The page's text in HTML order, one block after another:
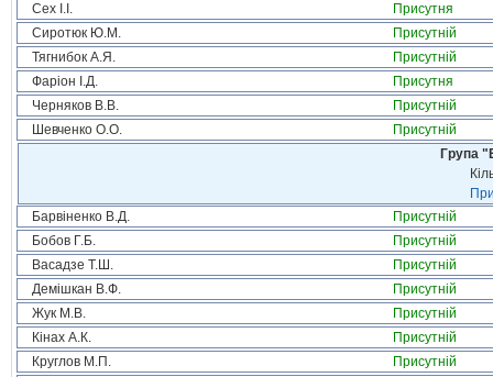
Сех І.І.
Присутня
Сиротюк Ю.М.
Присутній
Тягнибок А.Я.
Присутній
Фаріон І.Д.
Присутня
Черняков В.В.
Присутній
Шевченко О.О.
Присутній
Група
Барвіненко В.Д.
Присутній
Бобов Г.Б.
Присутній
Васадзе Т.Ш.
Присутній
Демішкан В.Ф.
Присутній
Жук М.В.
Присутній
Кінах А.К.
Присутній
Круглов М.П.
Присутній